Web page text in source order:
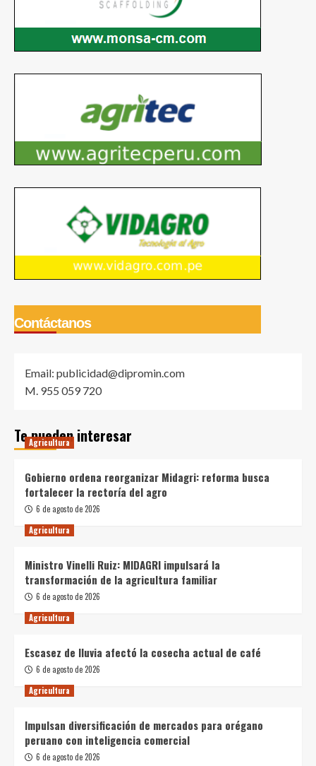
Contáctanos
Email: publicidad@dipromin.com
M. 955 059 720
Te pueden interesar
Agricultura
Gobierno ordena reorganizar Midagri: reforma busca
fortalecer la rectoría del agro
6 de agosto de 2026
Agricultura
Ministro Vinelli Ruiz: MIDAGRI impulsará la
transformación de la agricultura familiar
6 de agosto de 2026
Agricultura
Escasez de lluvia afectó la cosecha actual de café
6 de agosto de 2026
Agricultura
Impulsan diversificación de mercados para orégano
peruano con inteligencia comercial
6 de agosto de 2026